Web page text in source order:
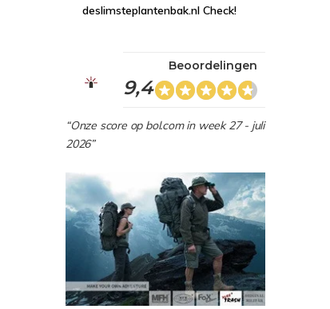
deslimsteplantenbak.nl Check!
9,4
Beoordelingen
“Onze score op bol.com in week 27 - juli
2026”